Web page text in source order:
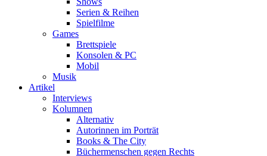
Serien & Reihen
Spielfilme
Games
Brettspiele
Konsolen & PC
Mobil
Musik
Artikel
Interviews
Kolumnen
Alternativ
Autorinnen im Porträt
Books & The City
Büchermenschen gegen Rechts